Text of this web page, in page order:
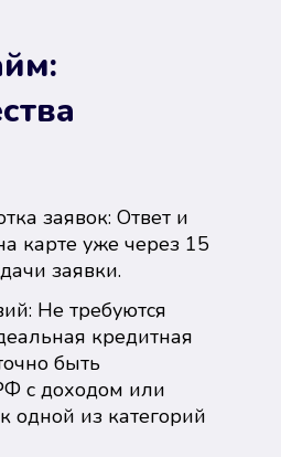
заявок: Ответ и
карте уже через 15
заявки.
Не требуются
кредитная
быть
с доходом или
одной из категорий